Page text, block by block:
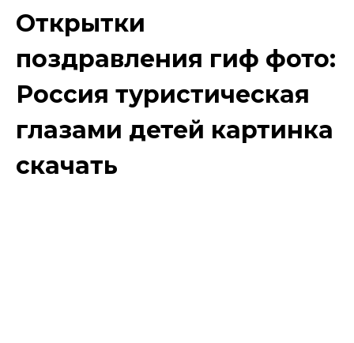
Открытки
поздравления гиф фото:
Россия туристическая
глазами детей картинка
скачать